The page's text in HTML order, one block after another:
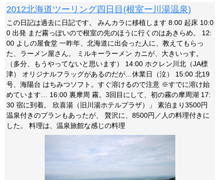
2012北海道ツーリング四日目(根室ー川湯温泉)
この日記は過去に日記です。 みんカラに移植します 8:00 起床 10:0
0 出発 まだ霧っぽいので根室の先のほうに行くのはあきらめ。 12:
00 よしの屋食堂 一昨年、北海道に出会った人に、教えてもらっ
た、ラーメン屋さん。 ミルキーラーメン カニが、大きいっす。
（多分、もうやってないと思います） 14:00 ホクレン川北（JA標
津） オリジナルフラッグがあるのだが…休業日（泣） 15:00 北19
号、海陽台 はちみつソフト。すぐ溶けるので注意 ※すでに溶け始
めています… 16:00 裏摩周 霧。3回目にして、初の霧の摩周湖 17:
30 宿に到着。 欣喜湯（旧川湯ホテルプラザ）」 素泊まり3500円
温泉付きのプランもあったが、 贅沢に、8500円／人の料理付きに
した。 料理は、温泉旅館な感じの料理